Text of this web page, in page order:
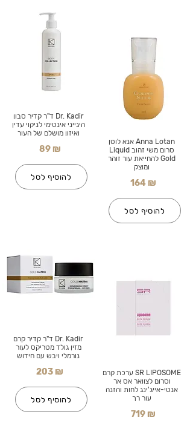
Dr. Kadir ד"ר קדיר סבון
היגייני אינטימי לניקוי עדין
ואיזון מושלם של העור
89 ₪
להוסיף לסל
Dr. Kadir ד"ר קדיר קרם
מזין גולד מטריקס לעור
נורמלי ויבש עם חידוש
203 ₪
להוסיף לסל
Anna Lotan אנא לוטן
סרום משי זהוב Liquid
Gold להחייאת עור זוהר
ומוצק
164 ₪
להוסיף לסל
SR LIPOSOME ערכת קרם
וסרום לצוואר אס אר
אנטי-אייג'ינג לחות והזנה
עור רך
719 ₪